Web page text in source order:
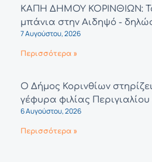
ΚΑΠΗ ΔΗΜΟΥ ΚΟΡΙΝΘΙΩΝ:
μπάνια στην Αιδηψό -
7 Αυγούστου, 2026
Περισσότερα »
Ο Δήμος Κορινθίων
γέφυρα φιλίας
6 Αυγούστου, 2026
Περισσότερα »